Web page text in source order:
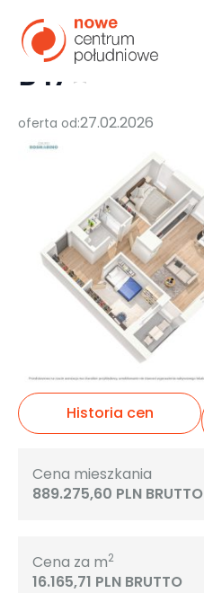
MIESZKANIE:
B47
oferta od:27.02.2026
Cena mieszkania
889.275,60 PLN BRUTTO
Cena za m2
16.165,71 PLN BRUTTO
Historia cen